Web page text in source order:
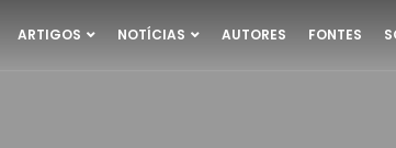
ARTIGOS NOTÍCIAS AUTORES FONTES